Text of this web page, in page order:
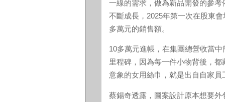
一線的需求，做為新品開發的參
不斷成長，2025年第一次在股東
多萬元的銷售額。
10多萬元進帳，在集團總營收當
里程碑，因為每一件小物背後，
意象的女用絲巾，就是出自自家員
蔡錫奇透露，圖案設計原本想要